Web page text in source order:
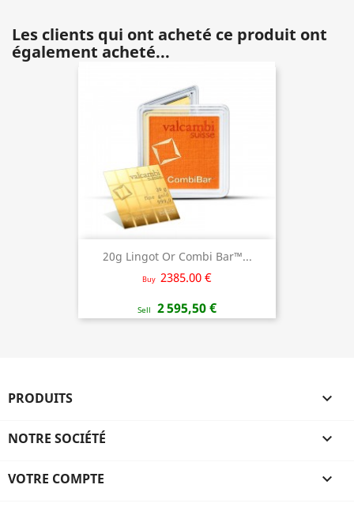
Les clients qui ont acheté ce produit ont
également acheté...
20g Lingot Or Combi Bar™...
Buy 2385.00 €
Sell 2 595,50 €
PRODUITS 
NOTRE SOCIÉTÉ 
VOTRE COMPTE 